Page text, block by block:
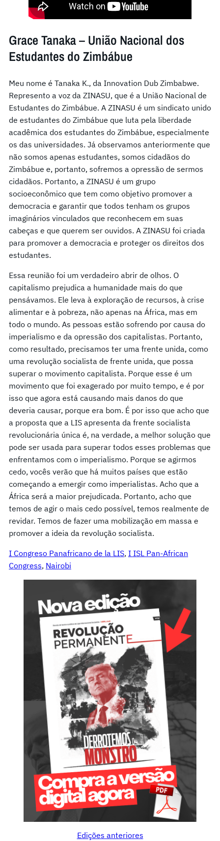
Grace Tanaka – União Nacional dos
Estudantes do Zimbábue
Meu nome é Tanaka K., da Innovation Dub Zimbabwe.
Represento a voz da ZINASU, que é a União Nacional de
Estudantes do Zimbábue. A ZINASU é um sindicato unido
de estudantes do Zimbábue que luta pela liberdade
acadêmica dos estudantes do Zimbábue, especialmente
os das universidades. Já observamos anteriormente que
não somos apenas estudantes, somos cidadãos do
Zimbábue e, portanto, sofremos a opressão de sermos
cidadãos. Portanto, a ZINASU é um grupo
socioeconômico que tem como objetivo promover a
democracia e garantir que todos tenham os grupos
imaginários vinculados que reconhecem em suas
cabeças e que querem ser ouvidos. A ZINASU foi criada
para promover a democracia e proteger os direitos dos
estudantes.
Essa reunião foi um verdadeiro abrir de olhos. O
capitalismo prejudica a humanidade mais do que
pensávamos. Ele leva à exploração de recursos, à crise
alimentar e à pobreza, não apenas na África, mas em
todo o mundo. As pessoas estão sofrendo por causa do
imperialismo e da opressão dos capitalistas. Portanto,
como resultado, precisamos ter uma frente unida, como
uma revolução socialista de frente unida, que possa
superar o movimento capitalista. Porque esse é um
movimento que foi exagerado por muito tempo, e é por
isso que agora está causando mais danos do que
deveria causar, porque era bom. É por isso que acho que
a proposta que a LIS apresenta da frente socialista
revolucionária única é, na verdade, a melhor solução que
pode ser usada para superar todos esses problemas que
enfrentamos com o imperialismo. Porque se agirmos
cedo, vocês verão que há muitos países que estão
começando a emergir como imperialistas. Acho que a
África será a maior prejudicada. Portanto, acho que
temos de agir o mais cedo possível, temos realmente de
revidar. Temos de fazer uma mobilização em massa e
promover a ideia da revolução socialista.
I Congreso Panafricano de la LIS, I ISL Pan-African
Congress, Nairobi
Edições anteriores